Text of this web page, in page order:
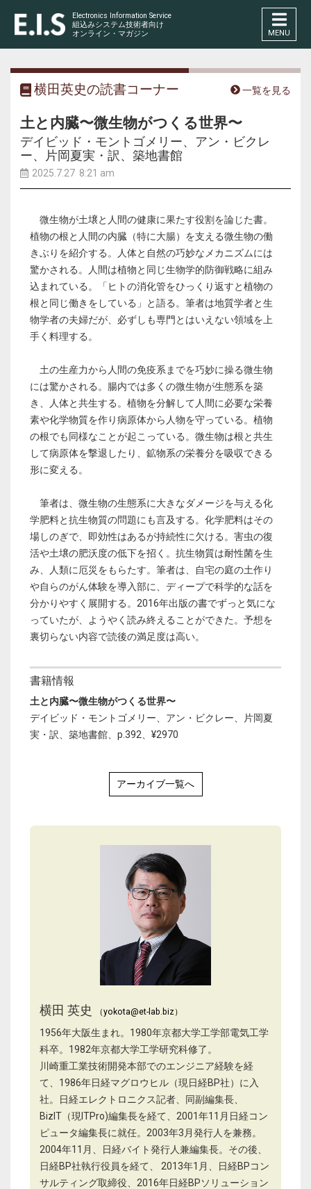
Electronics Information Service
組込みシステム技術者向け
オンライン・マガジン
MENU
横田英史の読書コーナー 一覧を見る
土と内臓〜微生物がつくる世界〜
デイビッド・モントゴメリー、アン・ビクレ
ー、片岡夏実・訳、築地書館
2025.7.27 8:21 am
微生物が土壌と人間の健康に果たす役割を論じた書。
植物の根と人間の内臓（特に大腸）を支える微生物の働
きぶりを紹介する。人体と自然の巧妙なメカニズムには
驚かされる。人間は植物と同じ生物学的防御戦略に組み
込まれている。「ヒトの消化管をひっくり返すと植物の
根と同じ働きをしている」と語る。筆者は地質学者と生
物学者の夫婦だが、必ずしも専門とはいえない領域を上
手く料理する。
土の生産力から人間の免疫系までを巧妙に操る微生物
には驚かされる。腸内では多くの微生物が生態系を築
き、人体と共生する。植物を分解して人間に必要な栄養
素や化学物質を作り病原体から人物を守っている。植物
の根でも同様なことが起こっている。微生物は根と共生
して病原体を撃退したり、鉱物系の栄養分を吸収できる
形に変える。
筆者は、微生物の生態系に大きなダメージを与える化
学肥料と抗生物質の問題にも言及する。化学肥料はその
場しのぎで、即効性はあるが持続性に欠ける。害虫の復
活や土壌の肥沃度の低下を招く。抗生物質は耐性菌を生
み、人類に厄災をもらたす。筆者は、自宅の庭の土作り
や自らのがん体験を導入部に、ディープで科学的な話を
分かりやすく展開する。2016年出版の書でずっと気にな
っていたが、ようやく読み終えることができた。予想を
裏切らない内容で読後の満足度は高い。
書籍情報
土と内臓〜微生物がつくる世界〜
デイビッド・モントゴメリー、アン・ビクレー、片岡夏
実・訳、築地書館、p.392、¥2970
アーカイブ一覧へ
横田 英史 （yokota@et-lab.biz）
1956年大阪生まれ。1980年京都大学工学部電気工学
科卒。1982年京都大学工学研究科修了。
川崎重工業技術開発本部でのエンジニア経験を経
て、1986年日経マグロウヒル（現日経BP社）に入
社。日経エレクトロニクス記者、同副編集長、
BizIT（現ITPro)編集長を経て、2001年11月日経コン
ピュータ編集長に就任。2003年3月発行人を兼務。
2004年11月、日経バイト発行人兼編集長。その後、
日経BP社執行役員を経て、 2013年1月、日経BPコン
サルティング取締役、2016年日経BPソリューション